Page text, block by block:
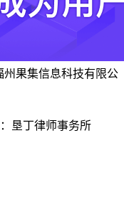
州果集信息科技有限公
垦丁律师事务所